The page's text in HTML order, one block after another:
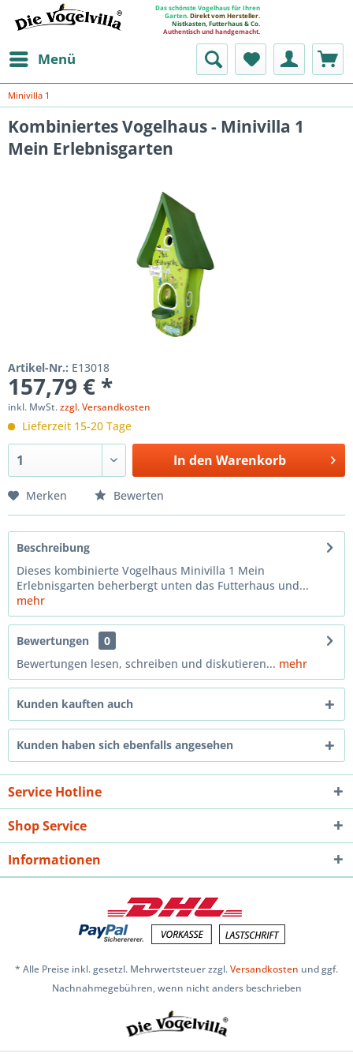
Das schönste Vogelhaus für Ihren
Garten. Direkt vom Hersteller.
Nistkasten, Futterhaus & Co.
Authentisch und handgemacht.
Menü
Minivilla 1
Kombiniertes Vogelhaus - Minivilla 1
Mein Erlebnisgarten
Artikel-Nr.: E13018
157,79 € *
inkl. MwSt.zzgl. Versandkosten
Lieferzeit 15-20 Tage
In den Warenkorb
Merken Bewerten
Beschreibung
Dieses kombinierte Vogelhaus Minivilla 1 Mein
Erlebnisgarten beherbergt unten das Futterhaus und...
mehr
Bewertungen
0
Bewertungen lesen, schreiben und diskutieren... mehr
Kunden kauften auch
Kunden haben sich ebenfalls angesehen
Service Hotline
Shop Service
Informationen
* Alle Preise inkl. gesetzl. Mehrwertsteuer zzgl.Versandkosten und ggf.
Nachnahmegebühren, wenn nicht anders beschrieben